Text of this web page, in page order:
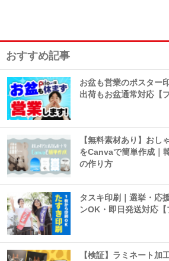
おすすめ記事
お盆も営業のポスター
出荷もお盆通常対応【
【無料素材あり】おし
をCanvaで簡単作成｜
の作り方
タスキ印刷｜選挙・応
ンOK・即日発送対応【
【検証】ラミネート加